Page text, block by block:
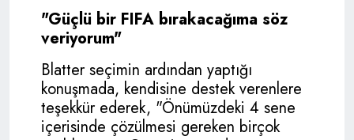
"Güçlü bir FIFA bırakacağıma söz
veriyorum"
Blatter seçimin ardından yaptığı
konuşmada, kendisine destek verenlere
teşekkür ederek, "Önümüzdeki 4 sene
içerisinde çözülmesi gereken birçok